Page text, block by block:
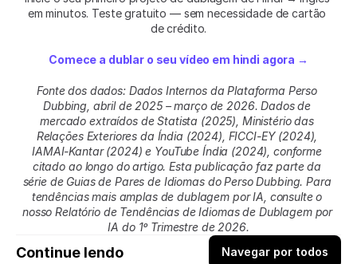
em minutos. Teste gratuito — sem necessidade de cartão
de crédito.
Comece a dublar o seu vídeo em hindi agora →
Fonte dos dados: Dados Internos da Plataforma Perso
Dubbing, abril de 2025 – março de 2026. Dados de
mercado extraídos de Statista (2025), Ministério das
Relações Exteriores da Índia (2024), FICCI-EY (2024),
IAMAI-Kantar (2024) e YouTube Índia (2024), conforme
citado ao longo do artigo. Esta publicação faz parte da
série de Guias de Pares de Idiomas do Perso Dubbing. Para
tendências mais amplas de dublagem por IA, consulte o
nosso Relatório de Tendências de Idiomas de Dublagem por
IA do 1º Trimestre de 2026.
Continue lendo Navegar por todos